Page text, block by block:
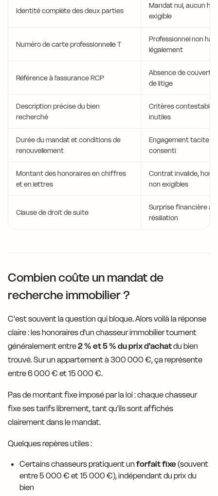
Identité complète des deux parties
Mandat nul, aucun
exigible
Numéro de carte professionnelle T
Professionnel non
légalement
Référence à l'assurance RCP
Absence de
de litige
Description précise du bien
recherché
Critères
inutiles
Durée du mandat et conditions de
renouvellement
Engagement tacite
consenti
Montant des honoraires en chiffres
et en lettres
Contrat invalide,
non exigibles
Clause de droit de suite
Surprise financière
résiliation
Combien coûte un mandat de
recherche immobilier ?
C'est souvent la question qui bloque. Alors voilà la réponse
claire : les honoraires d'un chasseur immobilier tournent
généralement entre2 % et 5 % du prix d'achatdu bien
trouvé. Sur un appartement à 300 000 €, ça représente
entre 6 000 € et 15 000 €.
Pas de montant fixe imposé par la loi : chaque chasseur
fixe ses tarifs librement, tant qu'ils sont affichés
clairement dans le mandat.
Quelques repères utiles :
Certains chasseurs pratiquent un forfait fixe(souvent
entre 5 000 € et 15 000 €), indépendant du prix du
bien